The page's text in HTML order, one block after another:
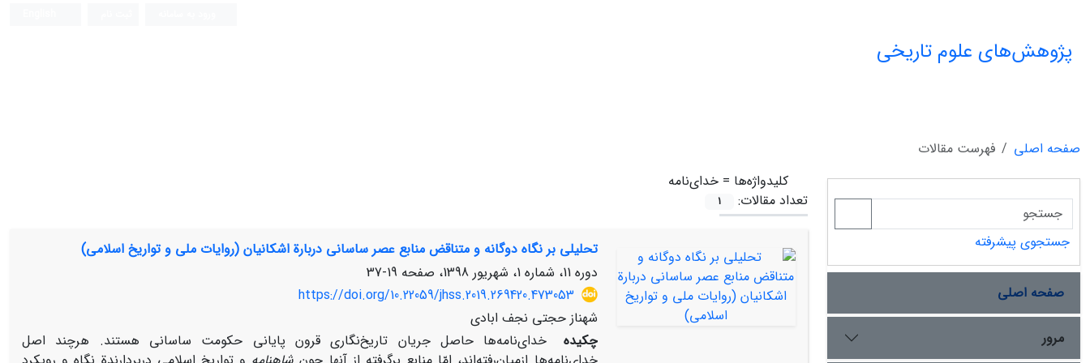
پژوهش‌های علوم تاریخی
صفحه اصلی
فهرست مقالات
کلیدواژه‌ها = خدای‌نامه
تعداد مقالات:
1
تحلیلی بر نگاه دوگانه و متناقض منابع عصر ساسانی دربارة اشکانیان (روایات ملی و تواریخ اسلامی)
دوره 11، شماره 1، شهریور 1398، صفحه
19-37
https://doi.org/10.22059/jhss.2019.269420.473053
شهناز حجتی نجف ابادی
چکیده
خدای‌نامه‌ها حاصل جریان تاریخ‌نگاری قرون پایانی حکومت ساسانی هستند. هرچند اصل
جستجوی پیشرفته
صفحه اصلی
مرور